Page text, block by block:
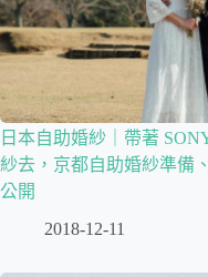
日本自助婚紗｜帶著
紗去，京都自助婚紗準備
公開
2018-12-11